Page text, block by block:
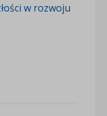
w rozwoju